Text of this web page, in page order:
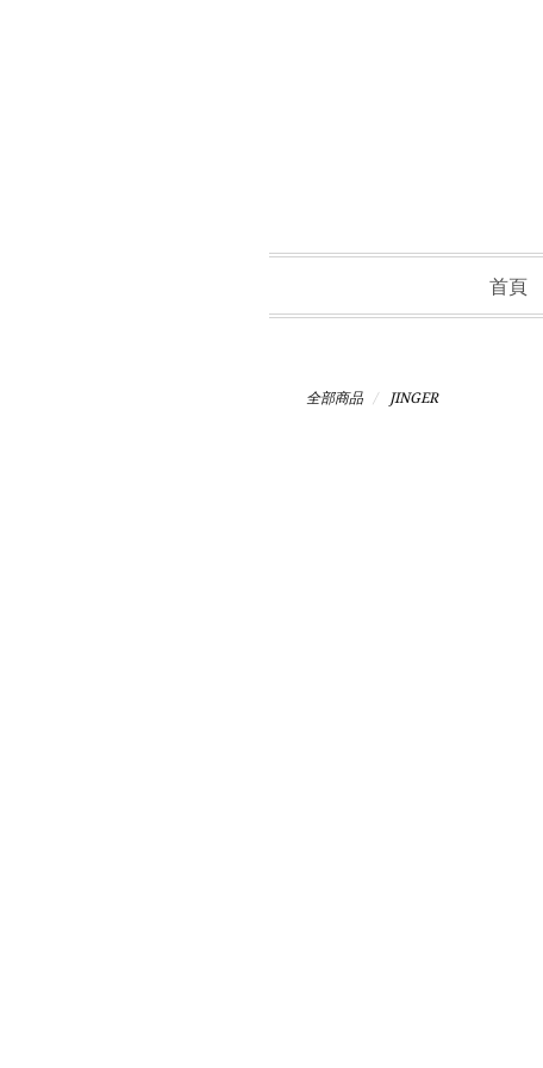
首頁
全部商品 JINGER